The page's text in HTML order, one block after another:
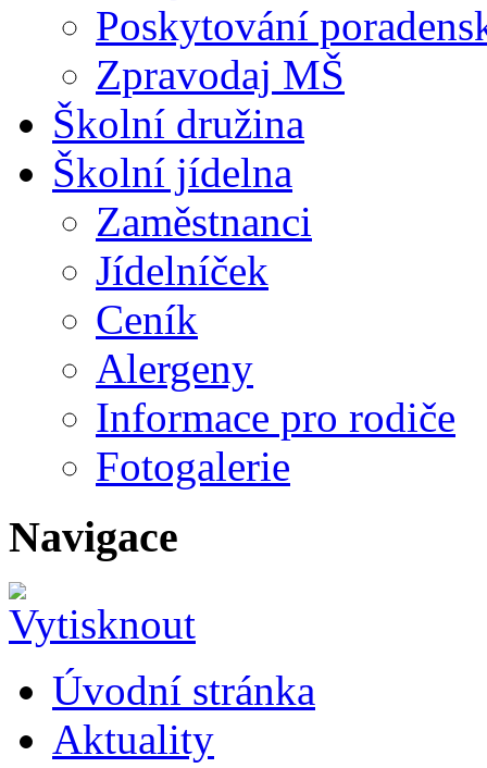
Poskytování
Zpravodaj MŠ
Školní družina
Školní jídelna
Zaměstnanci
Jídelníček
Ceník
Alergeny
Informace pro rodiče
Fotogalerie
Navigace
Úvodní stránka
Aktuality